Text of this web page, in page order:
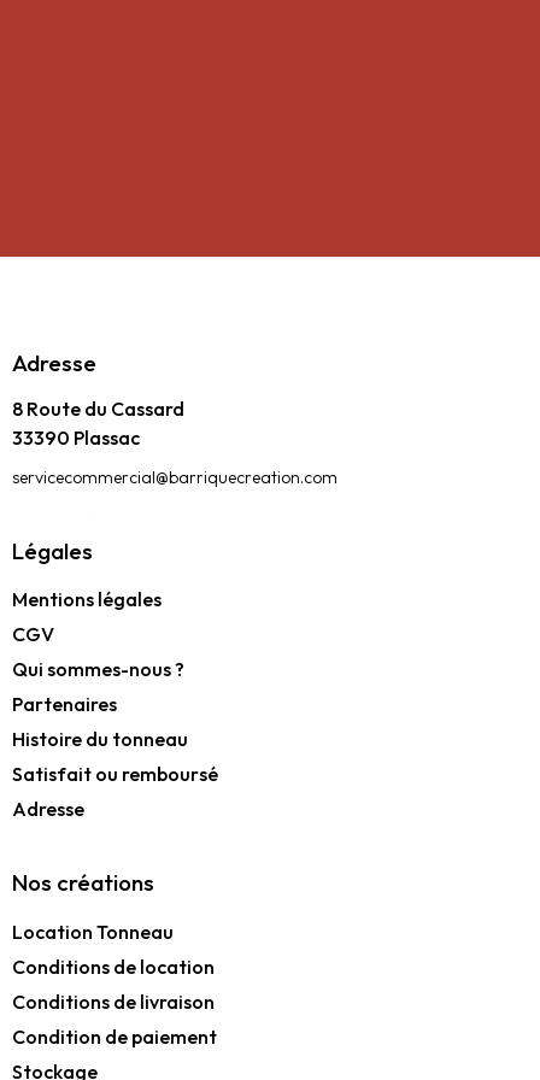
Adresse
8 Route du Cassard
33390 Plassac
servicecommercial@barriquecreation.com
Légales
Mentions légales
CGV
Qui sommes-nous ?
Partenaires
Histoire du tonneau
Satisfait ou remboursé
Adresse
Nos créations
Location Tonneau
Conditions de location
Conditions de livraison
Condition de paiement
Stockage